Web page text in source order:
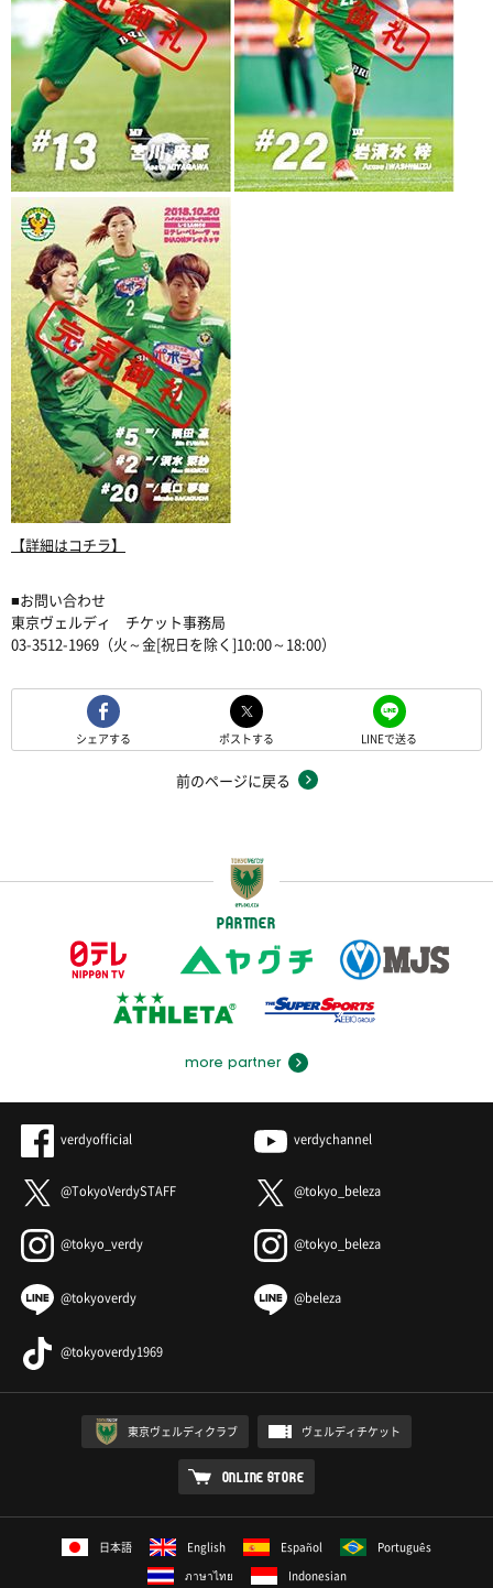
【詳細はコチラ】
■お問い合わせ
東京ヴェルディ チケット事務局
03-3512-1969（火～金[祝日を除く]10:00～18:00）
シェアする ポストする LINEで送る
前のページに戻る
PARTNER
more partner
verdyofficial verdychannel
@TokyoVerdySTAFF @tokyo_beleza
@tokyo_verdy @tokyo_beleza
@tokyoverdy @beleza
@tokyoverdy1969
東京ヴェルディクラブ ヴェルディチケット
ONLINE STORE
日本語 English Español
Português
ภาษาไทย
Indonesian